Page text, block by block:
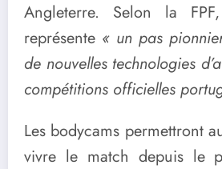
Angleterre. Selon la
représente « un pas
de nouvelles technologies
compétitions officielles
Les bodycams permettront
vivre le match depuis le